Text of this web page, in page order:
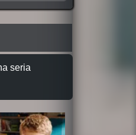
seria